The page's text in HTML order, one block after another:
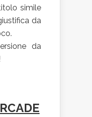
simile
da
da